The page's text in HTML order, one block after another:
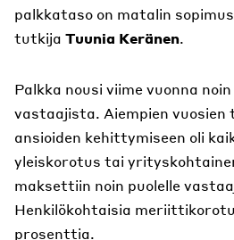
palkkataso on matalin
tutkija Tuunia Keränen.
Palkka nousi viime vuonna
vastaajista. Aiempien vuosien
ansioiden kehittymiseen oli
yleiskorotus tai
maksettiin noin puolelle
Henkilökohtaisia
prosenttia.